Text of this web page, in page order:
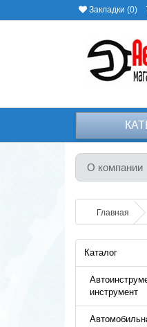
Закладки (0)
О компании
Главная
Каталог
инструмент